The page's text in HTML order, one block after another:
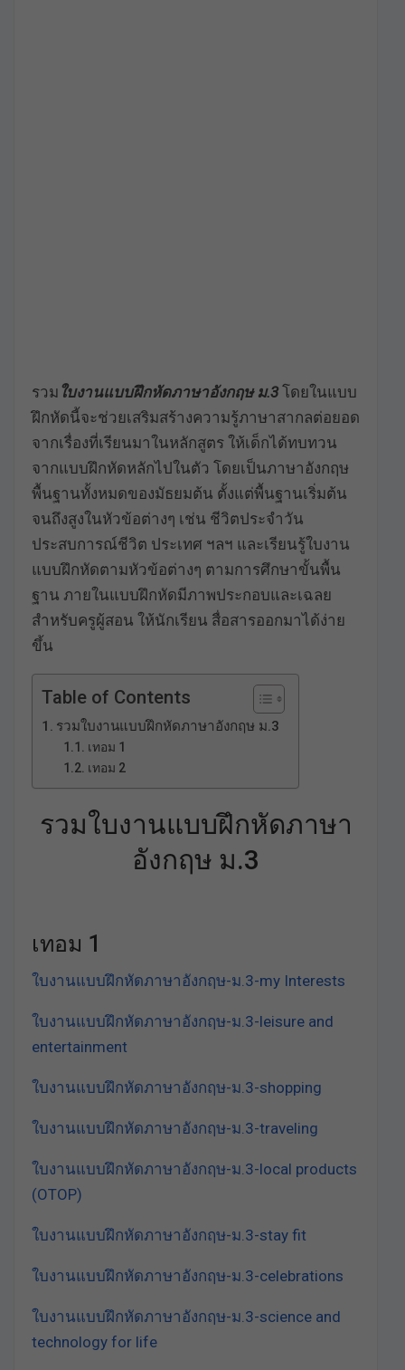
รวม ใบงานแบบฝึกหัดภาษาอังกฤษ ม.3 โดยในแบบ
ฝึกหัดนี้จะช่วยเสริมสร้างความรู้ภาษาสากลต่อยอด
จากเรื่องที่เรียนมาในหลักสูตร ให้เด็กได้ทบทวน
จากแบบฝึกหัดหลักไปในตัว โดยเป็นภาษาอังกฤษ
พื้นฐานทั้งหมดของมัธยมต้น ตั้งแต่พื้นฐานเริ่มต้น
จนถึงสูงในหัวข้อต่างๆ เช่น ชีวิตประจำวัน
ประสบการณ์ชีวิต ประเทศ ฯลฯ และเรียนรู้ใบงาน
แบบฝึกหัดตามหัวข้อต่างๆ ตามการศึกษาขั้นพื้น
ฐาน ภายในแบบฝึกหัดมีภาพประกอบและเฉลย
สำหรับครูผู้สอน ให้นักเรียน สื่อสารออกมาได้ง่าย
ขึ้น
Table of Contents
รวมใบงานแบบฝึกหัดภาษาอังกฤษ ม.3
เทอม 1
เทอม 2
รวมใบงานแบบฝึกหัดภาษา
อังกฤษ ม.3
เทอม 1
ใบงานแบบฝึกหัดภาษาอังกฤษ-ม.3-my Interests
ใบงานแบบฝึกหัดภาษาอังกฤษ-ม.3-leisure and
entertainment
ใบงานแบบฝึกหัดภาษาอังกฤษ-ม.3-shopping
ใบงานแบบฝึกหัดภาษาอังกฤษ-ม.3-traveling
ใบงานแบบฝึกหัดภาษาอังกฤษ-ม.3-local products
(OTOP)
ใบงานแบบฝึกหัดภาษาอังกฤษ-ม.3-stay fit
ใบงานแบบฝึกหัดภาษาอังกฤษ-ม.3-celebrations
ใบงานแบบฝึกหัดภาษาอังกฤษ-ม.3-science and
technology for life